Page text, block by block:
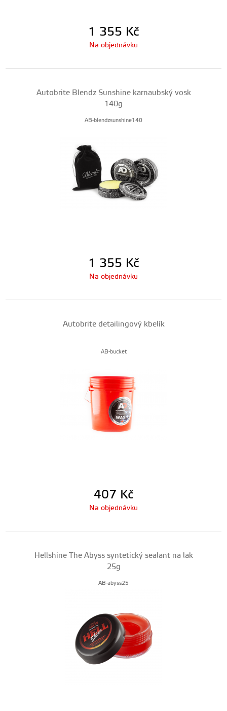
1 355 Kč
Na objednávku
Autobrite Blendz Sunshine karnaubský vosk
140g
AB-blendzsunshine140
1 355 Kč
Na objednávku
Autobrite detailingový kbelík
AB-bucket
407 Kč
Na objednávku
Hellshine The Abyss syntetický sealant na lak
25g
AB-abyss25